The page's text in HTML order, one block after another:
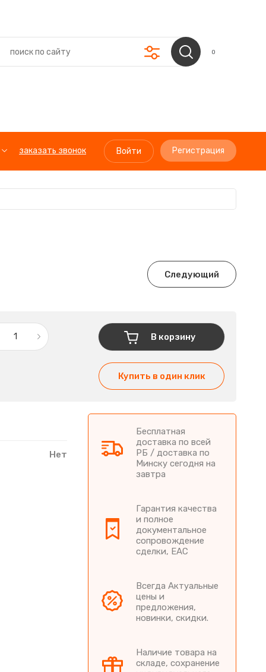
0
заказать звонок Войти Регистрация
Следующий
В корзину
Купить в один клик
Нет
Бесплатная
доставка по всей
РБ / доставка по
Минску сегодня на
завтра
Гарантия качества
и полное
документальное
сопровождение
сделки, EAC
Всегда Актуальные
цены и
предложения,
новинки, скидки.
Наличие товара на
складе, сохранение